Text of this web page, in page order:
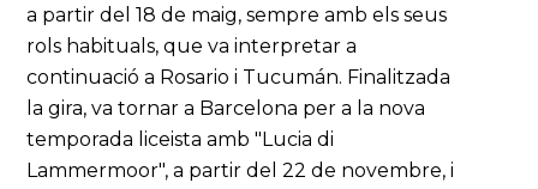
a partir del 18 de maig, sempre amb els seus
rols habituals, que va interpretar a
continuació a Rosario i Tucumán. Finalitzada
la gira, va tornar a Barcelona per a la nova
temporada liceista amb "Lucia di
Lammermoor", a partir del 22 de novembre, i